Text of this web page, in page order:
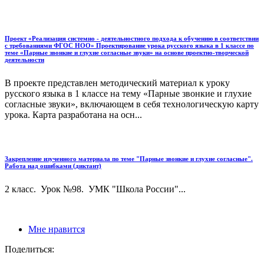
Проект «Реализация системно - деятельностного подхода к обучению в соответствии
с требованиями ФГОС НОО» Проектирование урока русского языка в 1 классе по
теме «Парные звонкие и глухие согласные звуки» на основе проектно-творческой
деятельности
В проекте представлен методический материал к уроку
русского языка в 1 классе на тему «Парные звонкие и глухие
согласные звуки», включающем в себя технологическую карту
урока. Карта разработана на осн...
Закрепление изученного материала по теме "Парные звонкие и глухие согласные".
Работа над ошибками (диктант)
2 класс. Урок №98. УМК "Школа России"...
Мне нравится
Поделиться: